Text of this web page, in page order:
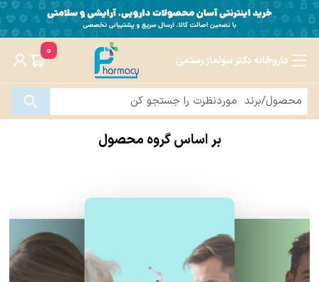
داروخانه دکتر سولماز رستمی
0
بر اساس گروه محصول